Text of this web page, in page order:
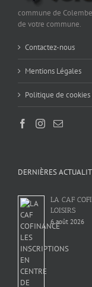
commune de
de votre commune.
Contactez-nous
Mentions Légales
Politique de cookies
DERNIÈRES
LA CAF
LOISIRS
6 août 2026